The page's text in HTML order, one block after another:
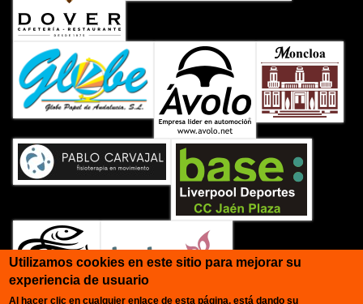
Utilizamos cookies en este sitio para mejorar su
experiencia de usuario
Al hacer clic en cualquier enlace de esta página, está dando su